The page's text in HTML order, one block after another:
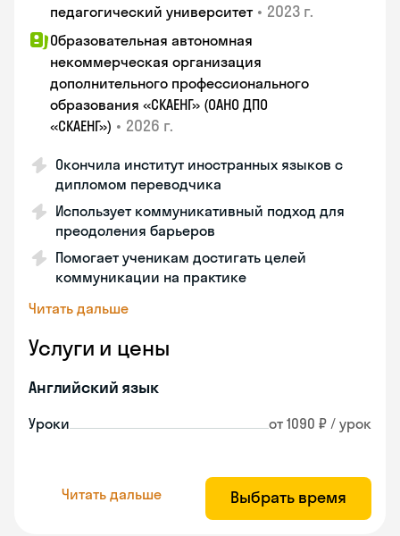
педагогический университет • 2023 г.
Образовательная автономная
некоммерческая организация
дополнительного профессионального
образования «СКАЕНГ» (ОАНО ДПО
«СКАЕНГ») • 2026 г.
Окончила институт иностранных языков с
дипломом переводчика
Использует коммуникативный подход для
преодоления барьеров
Помогает ученикам достигать целей
коммуникации на практике
Читать дальше
Услуги и цены
Английский язык
Уроки от 1090 ₽ / урок
Читать дальше Выбрать время